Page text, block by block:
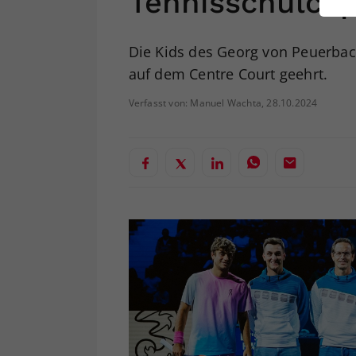
Die Kids des Georg von
auf dem Centre Court geehrt.
Verfasst von: Manuel Wachta, 28.10.2024